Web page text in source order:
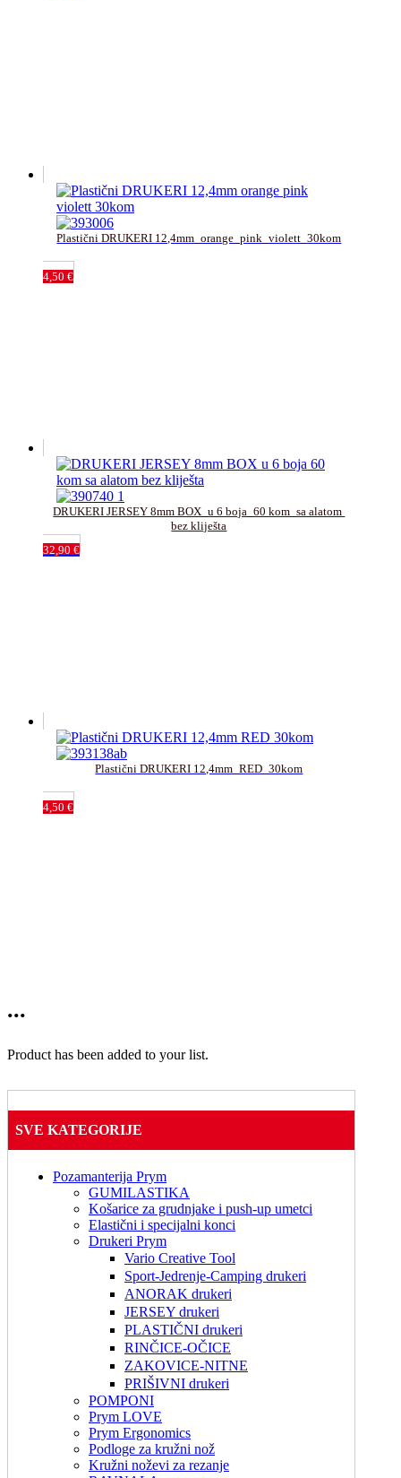
Plastični DRUKERI 12,4mm_orange_pink_violett_30kom
4,50 €
DRUKERI JERSEY 8mm BOX_u 6 boja_60 kom_sa alatom
bez kliješta
32,90 €
Plastični DRUKERI 12,4mm_RED_30kom
4,50 €
...
Product has been added to your list.
SVE KATEGORIJE
Pozamanterija Prym
GUMILASTIKA
Košarice za grudnjake i push-up umetci
Elastični i specijalni konci
Drukeri Prym
Vario Creative Tool
Sport-Jedrenje-Camping drukeri
ANORAK drukeri
JERSEY drukeri
PLASTIČNI drukeri
RINČICE-OČICE
ZAKOVICE-NITNE
PRIŠIVNI drukeri
POMPONI
Prym LOVE
Prym Ergonomics
Podloge za kružni nož
Kružni noževi za rezanje